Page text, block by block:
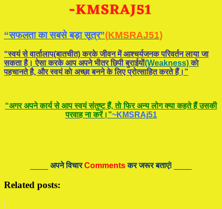
“सफलता का सबसे बड़ा सूत्र”(KMSRAJ51)
“स्वयं से वार्तालाप(बातचीत) करके जीवन में आश्चर्यजनक परिवर्तन लाया जा
सकता है। ऐसा करके आप अपने भीतर छिपी बुराईयाें(Weakness)काे
पहचानते है, और स्वयं काे अच्छा बनने के लिए प्रोत्साहित करते हैं।”
“अगर अपने कार्य से आप स्वयं संतुष्ट हैं, ताे फिर अन्य लोग क्या कहते हैं उसकी
परवाह ना करें।”~KMSRAj51
अपने विचारCommentsकर जरूर बताएं!
Related posts: